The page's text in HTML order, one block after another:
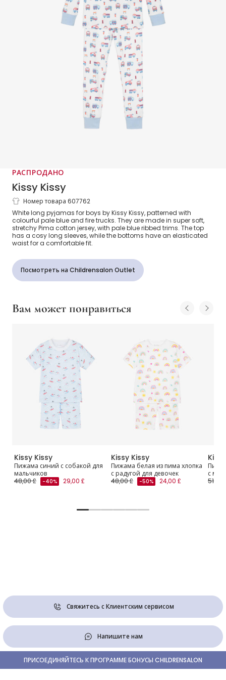
РАСПРОДАНО
Kissy Kissy
Boys White & Blue Cotton Fight The Fire
Pyjamas
Номер товара 607762
White long pyjamas for boys by Kissy Kissy, patterned with
colourful pale blue and fire trucks. They are made in super soft,
stretchy Pima cotton jersey, with pale blue ribbed trims. The top
has a cosy long sleeves, while the bottoms have an elasticated
waist for a comfortable fit.
Посмотреть на Childrensalon Outlet
Вам может понравиться
Kissy Kissy
Пижама синий с собакой для
мальчиков
48,00 £
-40% 29,00 £
Kissy Kissy
Пижама белая из пима хлопка
с радугой для девочек
48,00 £
-50% 24,00 £
с
51,00
Свяжитесь с Клиентским сервисом
Напишите нам
ПРИСОЕДИНЯЙТЕСЬ К ПРОГРАММЕ БОНУСЫ CHILDRENSALON